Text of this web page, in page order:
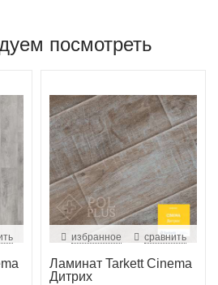
посмотреть
избранное сравнить
Ламинат Tarkett Cinema
Дитрих